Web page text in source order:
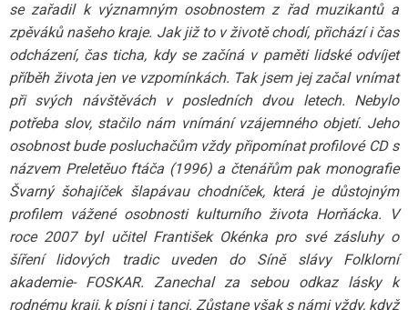
se zařadil k významným osobnostem z řad muzikantů a
zpěváků našeho kraje. Jak již to v životě chodí, přichází i čas
odcházení, čas ticha, kdy se začíná v paměti lidské odvíjet
příběh života jen ve vzpomínkách. Tak jsem jej začal vnímat
při svých návštěvách v posledních dvou letech. Nebylo
potřeba slov, stačilo nám vnímání vzájemného objetí. Jeho
osobnost bude posluchačům vždy připomínat profilové CD s
názvem Preletěuo ftáča (1996) a čtenářům pak monografie
Švarný šohajíček šlapávau chodníček, která je důstojným
profilem vážené osobnosti kulturního života Horňácka. V
roce 2007 byl učitel František Okénka pro své zásluhy o
šíření lidových tradic uveden do Síně slávy Folklorní
akademie- FOSKAR. Zanechal za sebou odkaz lásky k
rodnému kraji, k písni i tanci. Zůstane však s námi vždy, když